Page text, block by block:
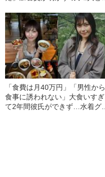
体》
「食費は月40万円」「男性から
食事に誘われない」大食いすぎ
て2年間彼氏ができず…水着グラ